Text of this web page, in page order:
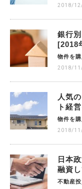
2018/
銀行
[2018
物件を
2018/
人気
ト経
物件を
2018/
日本
融資
不動産